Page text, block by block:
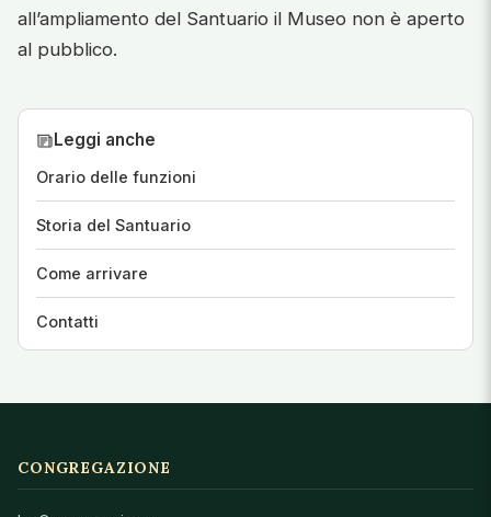
all’ampliamento del Santuario il Museo non è aperto
al pubblico.
Leggi anche
Orario delle funzioni
Storia del Santuario
Come arrivare
Contatti
CONGREGAZIONE